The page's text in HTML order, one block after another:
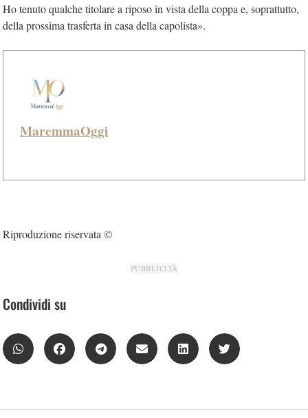
Ho tenuto qualche titolare a riposo in vista della coppa e, soprattutto,
della prossima trasferta in casa della capolista».
MaremmaOggi
Riproduzione riservata ©
PUBBLICITÀ
Condividi su